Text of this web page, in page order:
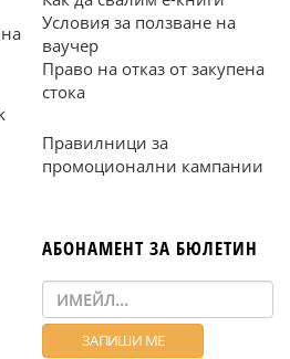
Условия за ползване на
ваучер
Право на отказ от закупена
стока
Правилници за
промоционални кампании
АБОНАМЕНТ ЗА БЮЛЕТИН